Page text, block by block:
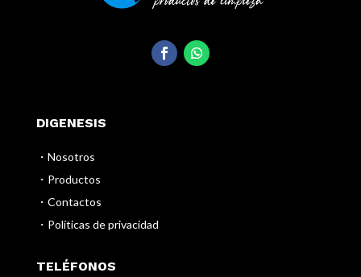
DIGENESIS
・Nosotros
・Productos
・Contactos
・Políticas de privacidad
TELÉFONOS